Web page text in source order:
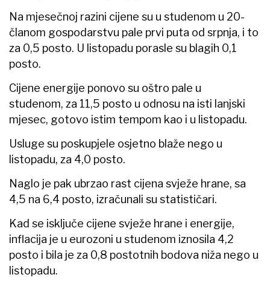
Na mjesečnoj razini cijene su u studenom u 20-
članom gospodarstvu pale prvi puta od srpnja, i to
za 0,5 posto. U listopadu porasle su blagih 0,1
posto.
Cijene energije ponovo su oštro pale u
studenom, za 11,5 posto u odnosu na isti lanjski
mjesec, gotovo istim tempom kao i u listopadu.
Usluge su poskupjele osjetno blaže nego u
listopadu, za 4,0 posto.
Naglo je pak ubrzao rast cijena svježe hrane, sa
4,5 na 6,4 posto, izračunali su statističari.
Kad se isključe cijene svježe hrane i energije,
inflacija je u eurozoni u studenom iznosila 4,2
posto i bila je za 0,8 postotnih bodova niža nego u
listopadu.